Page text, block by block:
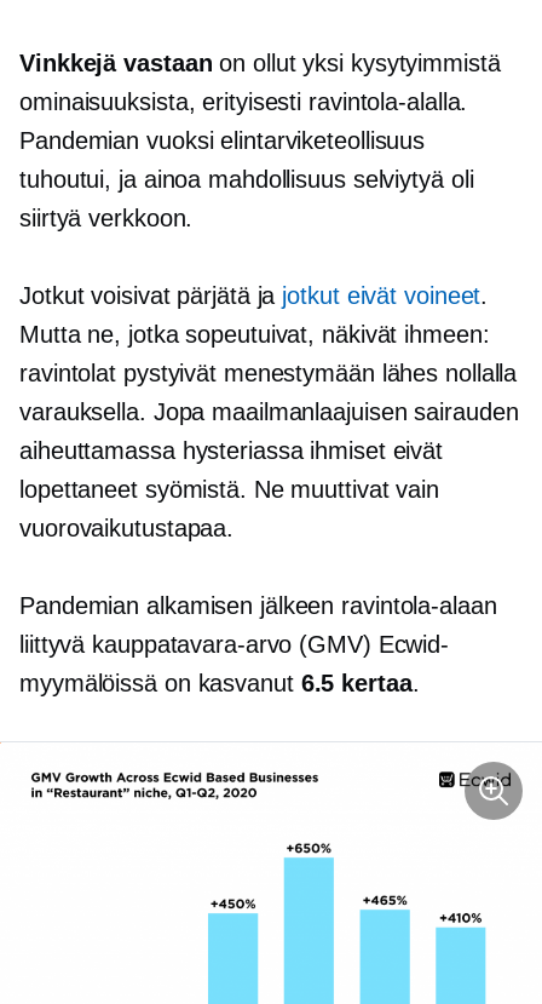
Vinkkejä vastaan on ollut yksi kysytyimmistä
ominaisuuksista, erityisesti ravintola-alalla.
Pandemian vuoksi elintarviketeollisuus
tuhoutui, ja ainoa mahdollisuus selviytyä oli
siirtyä verkkoon.
Jotkut voisivat pärjätä ja jotkut eivät voineet.
Mutta ne, jotka sopeutuivat, näkivät ihmeen:
ravintolat pystyivät menestymään lähes nollalla
varauksella. Jopa maailmanlaajuisen sairauden
aiheuttamassa hysteriassa ihmiset eivät
lopettaneet syömistä. Ne muuttivat vain
vuorovaikutustapaa.
Pandemian alkamisen jälkeen ravintola-alaan
liittyvä kauppatavara-arvo (GMV) Ecwid-
myymälöissä on kasvanut 6.5 kertaa.